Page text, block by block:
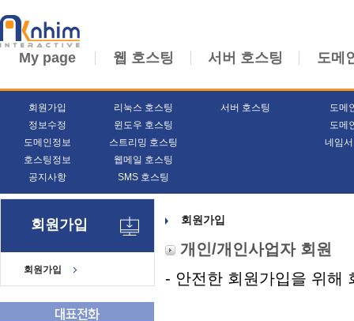
My page 웹 호스팅 서버 호스팅 도메
회원가입
정보수정
도메인정보
호스팅정보
공지사항
리눅스 호스팅
윈도우 호스팅
스트리밍 호스팅
웹메일 호스팅
SMS 호스팅
서버 호스팅
도메
도메
네임
회원가입
회원가입
회원가입
개인/개인사업자 회원
- 안전한 회원가입을 위해